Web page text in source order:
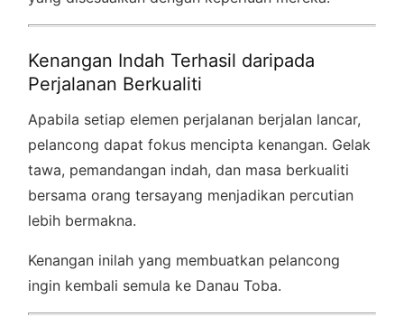
Kenangan Indah Terhasil daripada
Perjalanan Berkualiti
Apabila setiap elemen perjalanan berjalan lancar,
pelancong dapat fokus mencipta kenangan. Gelak
tawa, pemandangan indah, dan masa berkualiti
bersama orang tersayang menjadikan percutian
lebih bermakna.
Kenangan inilah yang membuatkan pelancong
ingin kembali semula ke Danau Toba.